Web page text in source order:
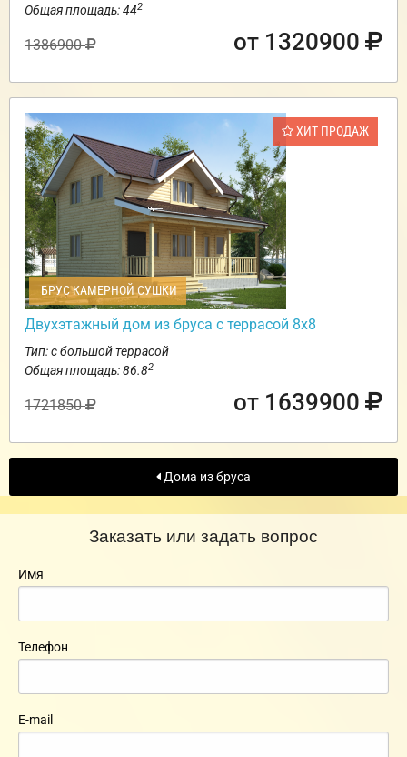
Общая площадь: 442
1386900 от 1320900
ХИТ ПРОДАЖ
БРУС КАМЕРНОЙ СУШКИ
Двухэтажный дом из бруса с террасой 8х8
Тип: с большой террасой
Общая площадь: 86.82
1721850 от 1639900
Дома из бруса
Заказать или задать вопрос
Имя
Телефон
E-mail